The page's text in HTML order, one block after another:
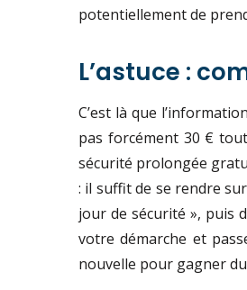
potentiellement de
L’astuce :
C’est là que
pas forcément 30 €
sécurité prolongée
: il suffit de se rendre sur
jour de sécurité », puis
votre démarche et
nouvelle pour gagner